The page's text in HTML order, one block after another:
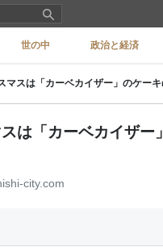
世の中 政治と経済
マスは「カーベカイザー」のケー
は「カーベカイザー
city.com